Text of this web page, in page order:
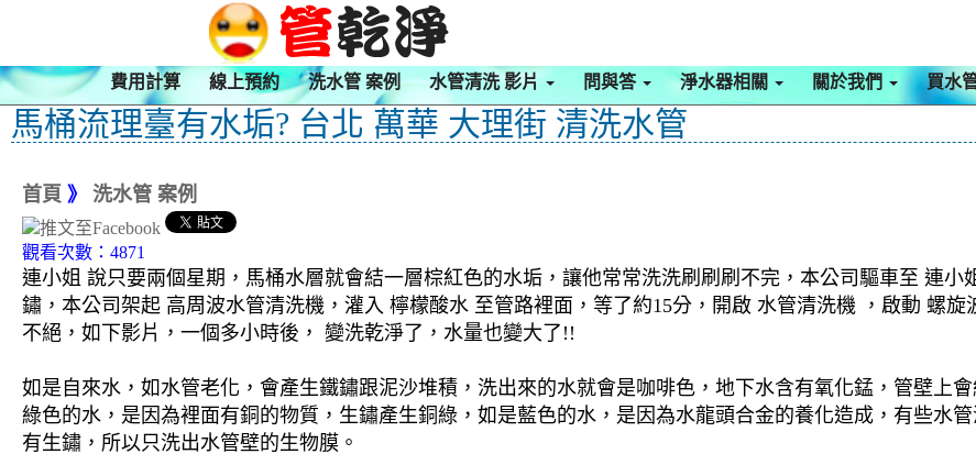
費用計算 線上預約 洗水管 案例 水管清洗 影片 問與答 淨水器相關 關於我們 買水
馬桶流理臺有水垢? 台北 萬華 大理街 清洗水管
首頁 》 洗水管 案例
觀看次數：4871
連小姐 說只要兩個星期，馬桶水層就會結一層棕紅色的水垢，讓他常常洗洗刷刷刷不完，本公司驅車至 連
鏽，本公司架起 高周波水管清洗機，灌入 檸檬酸水 至管路裡面，等了約15分，開啟 水管清洗機 ，啟動 螺
不絕，如下影片，一個多小時後， 變洗乾淨了，水量也變大了!!
如是自來水，如水管老化，會產生鐵鏽跟泥沙堆積，洗出來的水就會是咖啡色，地下水含有氧化錳，管壁上
綠色的水，是因為裡面有銅的物質，生鏽產生銅綠，如是藍色的水，是因為水龍頭合金的養化造成，有些水
有生鏽，所以只洗出水管壁的生物膜。